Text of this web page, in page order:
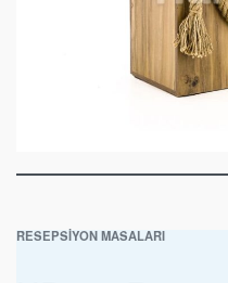
RESEPSIYON MASALARI